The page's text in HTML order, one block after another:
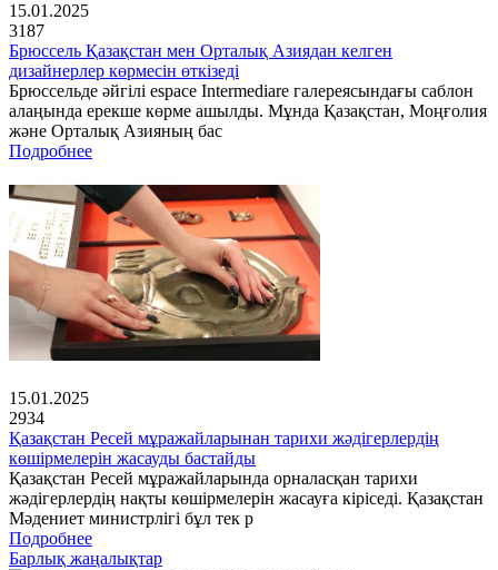
15.01.2025
3187
Брюссель Қазақстан мен Орталық Азиядан келген
дизайнерлер көрмесін өткізеді
Брюссельде әйгілі espace Intermediare галереясындағы саблон
алаңында ерекше көрме ашылды. Мұнда Қазақстан, Моңғолия
және Орталық Азияның бас
Подробнее
15.01.2025
2934
Қазақстан Ресей мұражайларынан тарихи жәдігерлердің
көшірмелерін жасауды бастайды
Қазақстан Ресей мұражайларында орналасқан тарихи
жәдігерлердің нақты көшірмелерін жасауға кіріседі. Қазақстан
Мәдениет министрлігі бұл тек р
Подробнее
Барлық жаңалықтар